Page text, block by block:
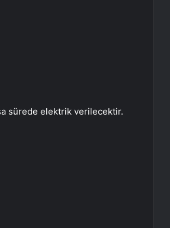
sürede elektrik verilecektir.